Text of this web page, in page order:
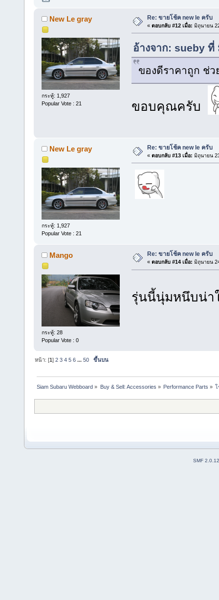
New Le gray
กระทู้: 1,927
Popular Vote : 21
Re: ขายโช้ค new le ครับ
« ตอบกลับ #12 เมื่อ: มิถุนายน
อ้างจาก: sueby ที่
ของดีราคาถูก ช่ว
ขอบคุณครับ
New Le gray
กระทู้: 1,927
Popular Vote : 21
Re: ขายโช้ค new le ครับ
« ตอบกลับ #13 เมื่อ: มิถุนายน
Mango
กระทู้: 28
Popular Vote : 0
Re: ขายโช้ค new le ครับ
« ตอบกลับ #14 เมื่อ: มิถุนายน
รุ่นนี้นุ่มหนึบน่า
หน้า: [1]2 3 4 5 6 ...50 ขึ้นบน
Siam Subaru Webboard » Buy & Sell: Accessories » Performance Parts »
SMF 2.0.12